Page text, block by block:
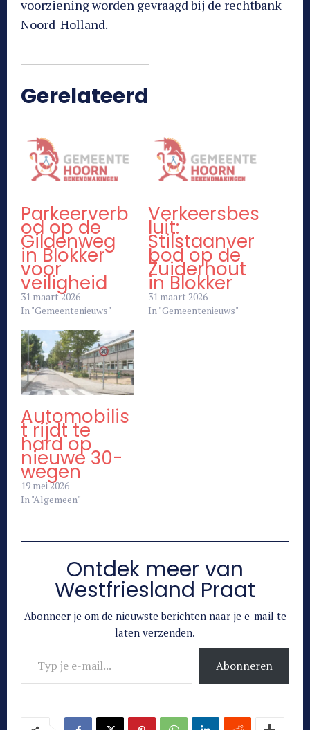
voorziening worden gevraagd bij de rechtbank
Noord-Holland.
Gerelateerd
Parkeerverb
od op de
Gildenweg
in Blokker
voor
veiligheid
31 maart 2026
In "Gemeentenieuws"
Verkeersbes
luit:
Stilstaanver
bod op de
Zuiderhout
in Blokker
31 maart 2026
In "Gemeentenieuws"
Automobilis
t rijdt te
hard op
nieuwe 30-
wegen
19 mei 2026
In "Algemeen"
Ontdek meer van
Westfriesland Praat
Abonneer je om de nieuwste berichten naar je e-mail te
laten verzenden.
Typ je e-mail...
Abonneren